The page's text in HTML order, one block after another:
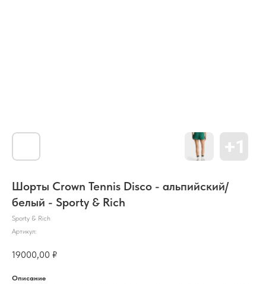
Шорты Crown Tennis Disco - альпийский/
белый - Sporty & Rich
Sporty & Rich
Артикул:
19000,00 ₽
Описание